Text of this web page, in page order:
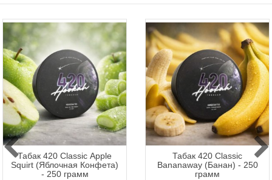
Табак 420 Classic Apple
Squirt (Яблочная Конфета)
- 250 грамм
Табак 420 Classic
Bananaway (Банан) - 250
грамм